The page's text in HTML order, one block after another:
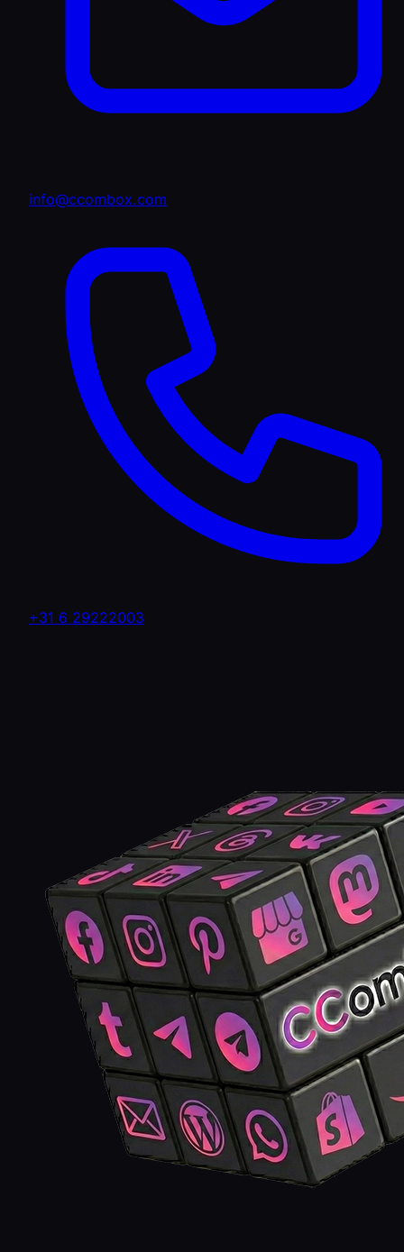
info@ccombox.com
+31 6 29222003